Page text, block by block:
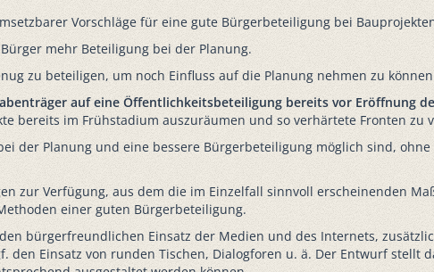
Vorschläge für eine gute Bürgerbeteiligung bei
mehr Beteiligung bei der Planung.
zu beteiligen, um noch Einfluss auf die Planung nehmen zu
auf eine Öffentlichkeitsbeteiligung bereits vor Eröffnung
bereits im Frühstadium auszuräumen und so verhärtete Fronten zu
der Planung und eine bessere Bürgerbeteiligung möglich sind,
zur Verfügung, aus dem die im Einzelfall sinnvoll erscheinenden
einer guten Bürgerbeteiligung.
bürgerfreundlichen Einsatz der Medien und des Internets,
Einsatz von runden Tischen, Dialogforen u. ä. Der Entwurf stellt